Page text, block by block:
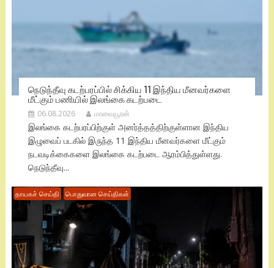
நெடுந்தீவு கடற்பரப்பில் சிக்கிய 11 இந்திய மீனவர்களை
மீட்கும் பணியில் இலங்கை கடற்படை
06.08.2026 மாவையூரன்
இலங்கை கடற்பரப்பிற்குள் அனர்த்தத்திற்குள்ளான இந்திய
இழுவைப் படகில் இருந்த 11 இந்திய மீனவர்களை மீட்கும்
நடவடிக்கைகளை இலங்கை கடற்படை ஆரம்பித்துள்ளது.
நெடுந்தீவு...
தாயகச் செய்தி பொதுவான செய்திகள்